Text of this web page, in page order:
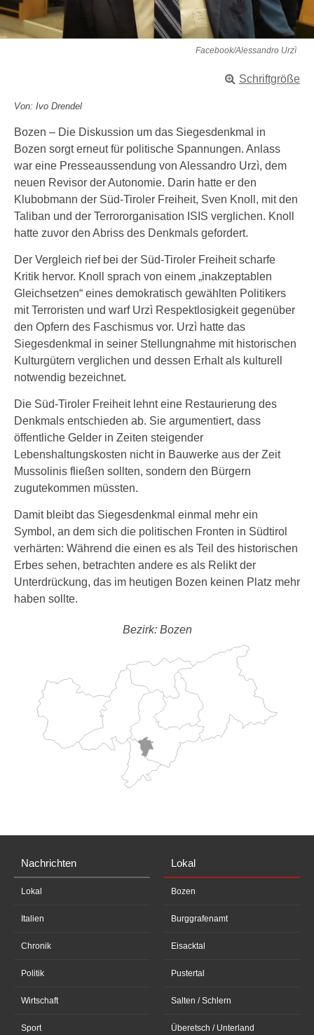
Facebook/Alessandro Urzì
Schriftgröße
Von: Ivo Drendel
Bozen – Die Diskussion um das Siegesdenkmal in
Bozen sorgt erneut für politische Spannungen. Anlass
war eine Presseaussendung von Alessandro Urzì, dem
neuen Revisor der Autonomie. Darin hatte er den
Klubobmann der Süd-Tiroler Freiheit, Sven Knoll, mit den
Taliban und der Terrororganisation ISIS verglichen. Knoll
hatte zuvor den Abriss des Denkmals gefordert.
Der Vergleich rief bei der Süd-Tiroler Freiheit scharfe
Kritik hervor. Knoll sprach von einem „inakzeptablen
Gleichsetzen“ eines demokratisch gewählten Politikers
mit Terroristen und warf Urzì Respektlosigkeit gegenüber
den Opfern des Faschismus vor. Urzì hatte das
Siegesdenkmal in seiner Stellungnahme mit historischen
Kulturgütern verglichen und dessen Erhalt als kulturell
notwendig bezeichnet.
Die Süd-Tiroler Freiheit lehnt eine Restaurierung des
Denkmals entschieden ab. Sie argumentiert, dass
öffentliche Gelder in Zeiten steigender
Lebenshaltungskosten nicht in Bauwerke aus der Zeit
Mussolinis fließen sollten, sondern den Bürgern
zugutekommen müssten.
Damit bleibt das Siegesdenkmal einmal mehr ein
Symbol, an dem sich die politischen Fronten in Südtirol
verhärten: Während die einen es als Teil des historischen
Erbes sehen, betrachten andere es als Relikt der
Unterdrückung, das im heutigen Bozen keinen Platz mehr
haben sollte.
Bezirk: Bozen
Nachrichten
Lokal
Italien
Chronik
Politik
Wirtschaft
Sport
Lokal
Bozen
Burggrafenamt
Eisacktal
Pustertal
Salten / Schlern
Überetsch / Unterland